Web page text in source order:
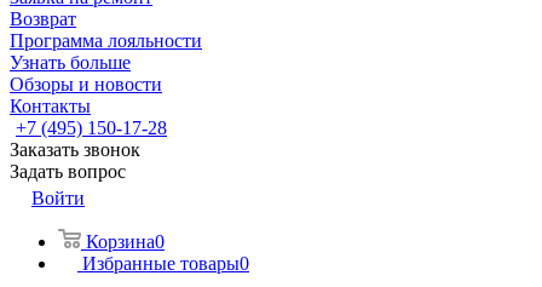
Возврат
Программа лояльности
Узнать больше
Обзоры и новости
Контакты
+7 (495) 150-17-28
Заказать звонок
Задать вопрос
Войти
Корзина0
Избранные товары0